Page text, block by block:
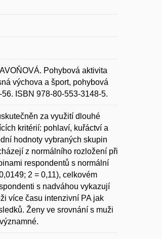
Pohybová aktivita
výchova a šport, pohybová
ISBN 978-80-553-3148-5.
za využití dlouhé
kritérií: pohlaví, kuřáctví a
hodnoty vybraných skupin
z normálního rozložení při
respondentů s normální
2 = 0,11), celkovém
s nadváhou vykazují
více času intenzivní PA jak
Ženy ve srovnání s muži